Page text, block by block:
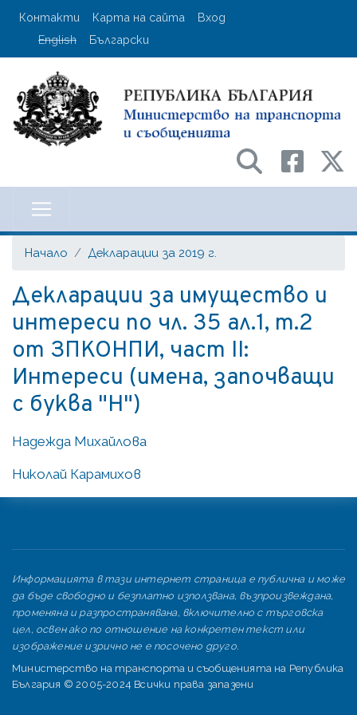
Премини
User account menu
Контакти Карта на сайта
Вход
English
Български
на транспорта
Начало Декларации за 2019 г.
Декларации за имущество и
интереси по чл. 35 ал.1, т.2
от ЗПКОНПИ, част II:
Интереси (имена, започващи
с буква "Н")
Надежда Михайлова
Николай Карамихов
Информацията в тази интернет страница е публична и може
да бъде свободно и безплатно използвана, възпроизвеждана,
променяна и разпространявана, включително с търговска
цел, освен ако по отношение на конкретен текст или
изображение изрично не е посочено друго.
Министерство на транспорта и съобщенията на Република
България © 2005-2024 Всички права запазени